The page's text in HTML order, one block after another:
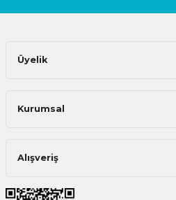
Üyelik
Kurumsal
Alışveriş